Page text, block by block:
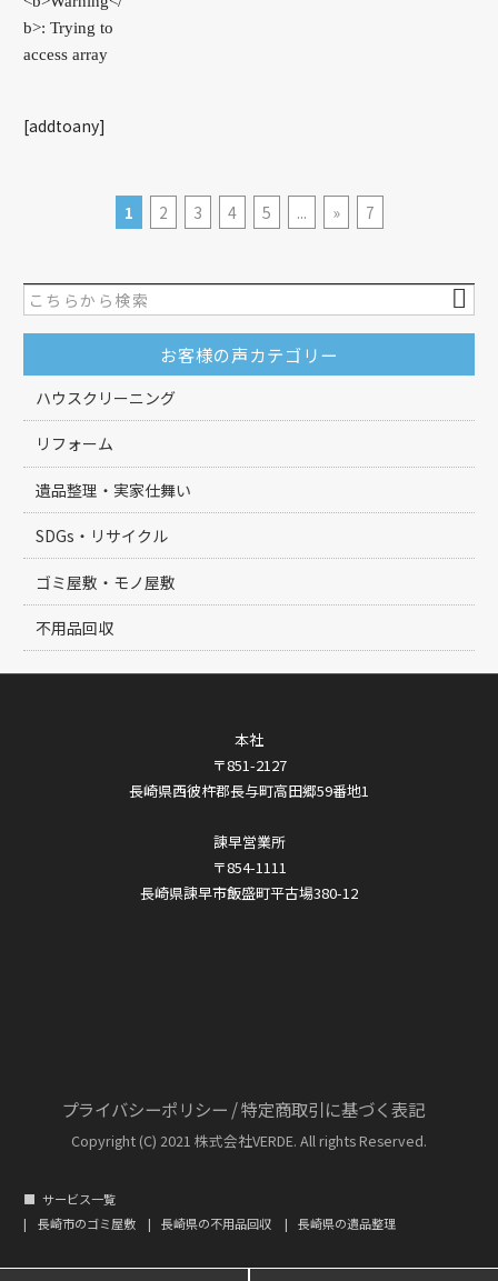
[addtoany]
1 2 3 4 5 ... » 7
お客様の声カテゴリー
ハウスクリーニング
リフォーム
遺品整理・実家仕舞い
SDGs・リサイクル
ゴミ屋敷・モノ屋敷
不用品回収
本社
〒851-2127
長崎県西彼杵郡長与町高田郷59番地1
諫早営業所
〒854-1111
長崎県諫早市飯盛町平古場380-12
プライバシーポリシー /特定商取引に基づく表記
Copyright (C) 2021 株式会社VERDE. All rights Reserved.
サービス一覧
長崎市のゴミ屋敷
長崎県の不用品回収 長崎県の遺品整理